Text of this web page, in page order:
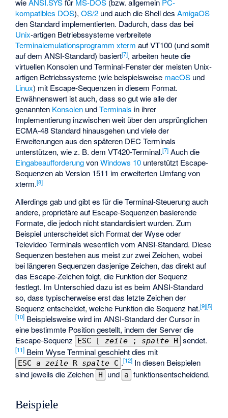
wieANSI.SYSfür MS-DOS (bzw. allgemein PC-
kompatibles DOS),OS/2 und auch die Shell desAmigaOS
den Standard implementierten. Dadurch, dass das bei
Unix-artigen Betriebssysteme verbreitete
Terminalemulationsprogramm xterm auf VT100 (und somit
auf dem ANSI-Standard) basiert[7], arbeiten heute die
virtuellen Konsolen und Terminal-Fenster der meisten Unix-
artigen Betriebssysteme (wie beispielsweise macOS und
Linux) mit Escape-Sequenzen in diesem Format.
Erwähnenswert ist auch, dass so gut wie alle der
genannten Konsolen undTerminals in ihrer
Implementierung inzwischen weit über den ursprünglichen
ECMA-48 Standard hinausgehen und viele der
Erweiterungen aus den späteren DEC Terminals
unterstützen, wie z. B. dem VT420-Terminal.[7] Auch die
EingabeaufforderungvonWindows 10 unterstützt Escape-
Sequenzen ab Version 1511 im erweiterten Umfang von
xterm.[8]
Allerdings gab und gibt es für die Terminal-Steuerung auch
andere, proprietäre auf Escape-Sequenzen basierende
Formate, die jedoch nicht standardisiert wurden. Zum
Beispiel unterscheidet sich Format der Wyse oder
Televideo Terminals wesentlich vom ANSI-Standard. Diese
Sequenzen bestehen aus meist zur zwei Zeichen, wobei
bei längeren Sequenzen dasjenige Zeichen, das direkt auf
das Escape-Zeichen folgt, die Funktion der Sequenz
festlegt. Im Unterschied dazu ist es beim ANSI-Standard
so, dass typischerweise erst das letzte Zeichen der
Sequenz entscheidet, welche Funktion die Sequenz hat.[9][5]
[10] Beispielsweise wird im ANSI-Standard der Cursor in
eine bestimmte Position gestellt, indem der Server die
Escape-Sequenz
ESC [zeile ; spalte H sendet.
[11] Beim Wyse Terminal geschieht dies mit
ESC azeile R spalte C .[12] In diesen Beispielen
sind jeweils die Zeichen H und a funktionsentscheidend.
Beispiele